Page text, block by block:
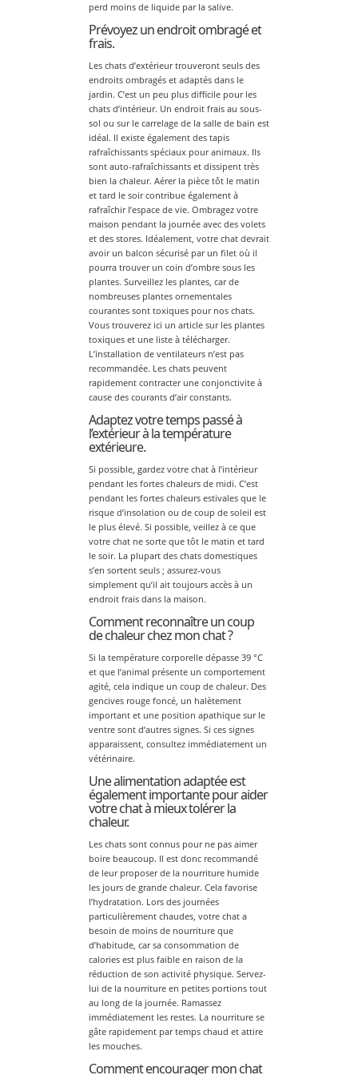
perd moins de liquide par la salive.
Prévoyez un endroit ombragé et
frais.
Les chats d’extérieur trouveront seuls des
endroits ombragés et adaptés dans le
jardin. C’est un peu plus difficile pour les
chats d’intérieur. Un endroit frais au sous-
sol ou sur le carrelage de la salle de bain est
idéal. Il existe également des tapis
rafraîchissants spéciaux pour animaux. Ils
sont auto-rafraîchissants et dissipent très
bien la chaleur. Aérer la pièce tôt le matin
et tard le soir contribue également à
rafraîchir l’espace de vie. Ombragez votre
maison pendant la journée avec des volets
et des stores. Idéalement, votre chat devrait
avoir un balcon sécurisé par un filet où il
pourra trouver un coin d’ombre sous les
plantes. Surveillez les plantes, car de
nombreuses plantes ornementales
courantes sont toxiques pour nos chats.
Vous trouverez ici un article sur les plantes
toxiques et une liste à télécharger.
L’installation de ventilateurs n’est pas
recommandée. Les chats peuvent
rapidement contracter une conjonctivite à
cause des courants d’air constants.
Adaptez votre temps passé à
l’extérieur à la température
extérieure.
Si possible, gardez votre chat à l’intérieur
pendant les fortes chaleurs de midi. C’est
pendant les fortes chaleurs estivales que le
risque d’insolation ou de coup de soleil est
le plus élevé. Si possible, veillez à ce que
votre chat ne sorte que tôt le matin et tard
le soir. La plupart des chats domestiques
s’en sortent seuls ; assurez-vous
simplement qu’il ait toujours accès à un
endroit frais dans la maison.
Comment reconnaître un coup
de chaleur chez mon chat ?
Si la température corporelle dépasse 39 °C
et que l’animal présente un comportement
agité, cela indique un coup de chaleur. Des
gencives rouge foncé, un halètement
important et une position apathique sur le
ventre sont d’autres signes. Si ces signes
apparaissent, consultez immédiatement un
vétérinaire.
Une alimentation adaptée est
également importante pour aider
votre chat à mieux tolérer la
chaleur.
Les chats sont connus pour ne pas aimer
boire beaucoup. Il est donc recommandé
de leur proposer de la nourriture humide
les jours de grande chaleur. Cela favorise
l’hydratation. Lors des journées
particulièrement chaudes, votre chat a
besoin de moins de nourriture que
d’habitude, car sa consommation de
calories est plus faible en raison de la
réduction de son activité physique. Servez-
lui de la nourriture en petites portions tout
au long de la journée. Ramassez
immédiatement les restes. La nourriture se
gâte rapidement par temps chaud et attire
les mouches.
Comment encourager mon chat